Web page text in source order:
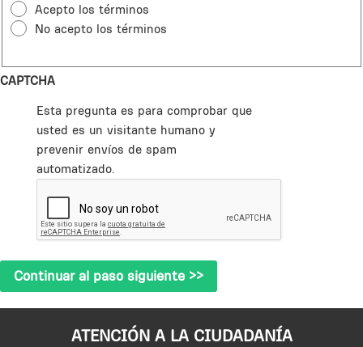
Acepto los términos
No acepto los términos
CAPTCHA
Esta pregunta es para comprobar que
usted es un visitante humano y
prevenir envíos de spam
automatizado.
ATENCIÓN A LA CIUDADANÍA